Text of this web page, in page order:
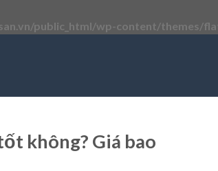
public_html/wp-content/themes/
không? Giá bao